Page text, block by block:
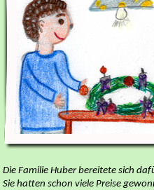
Die Familie Huber bereitete sich
Sie hatten schon viele Preise